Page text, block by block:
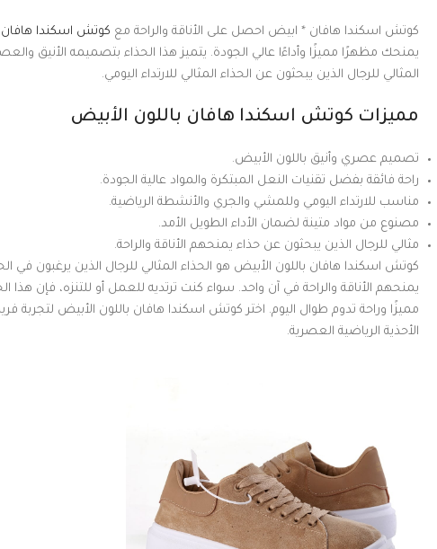
كوتش اسكندا هافان * ابيض احصل على الأناقة والراحة مع كوتش اسكندا هافان
يمنحك مظهرًا مميزًا وأداءًا عالي الجودة. يتميز هذا الحذاء بتصميمه الأنيق
المثالي للرجال الذين يبحثون عن الحذاء المثالي للارتداء اليومي.
مميزات كوتش اسكندا هافان باللون الأبيض
تصميم عصري وأنيق باللون الأبيض.
راحة فائقة بفضل تقنيات النعل المبتكرة والمواد عالية الجودة.
مناسب للارتداء اليومي وللمشي والجري والأنشطة الرياضية.
مصنوع من مواد متينة لضمان الأداء الطويل الأمد.
مثالي للرجال الذين يبحثون عن حذاء يمنحهم الأناقة والراحة.
كوتش اسكندا هافان باللون الأبيض هو الحذاء المثالي للرجال الذين يرغبون في
يمنحهم الأناقة والراحة في آن واحد. سواء كنت ترتديه للعمل أو للتنزه، فإن
مميزًا وراحة تدوم طوال اليوم. اختر كوتش اسكندا هافان باللون الأبيض لتجربة
الأحذية الرياضية العصرية.